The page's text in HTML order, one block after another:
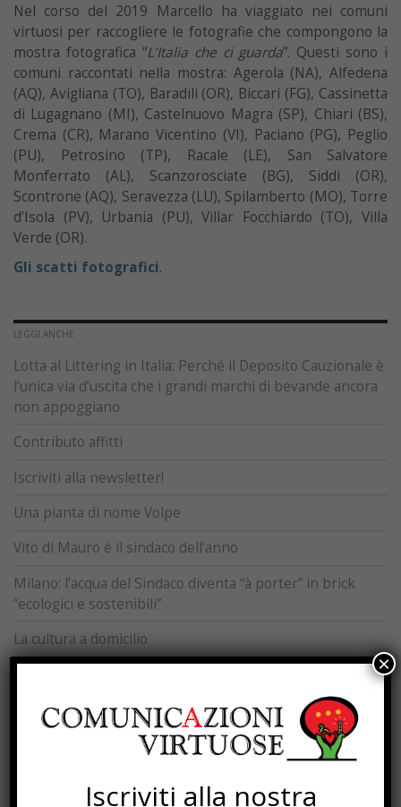
Nel corso del 2019 Marcello ha viaggiato nei comuni
virtuosi per raccogliere le fotografie che compongono la
mostra fotografica “L’Italia che ci guarda”. Questi sono i
comuni raccontati nella mostra: Agerola (NA), Alfedena
(AQ), Avigliana (TO), Baradili (OR), Biccari (FG), Cassinetta
di Lugagnano (MI), Castelnuovo Magra (SP), Chiari (BS),
Crema (CR), Marano Vicentino (VI), Paciano (PG), Peglio
(PU), Petrosino (TP), Racale (LE), San Salvatore
Monferrato (AL), Scanzorosciate (BG), Siddi (OR),
Scontrone (AQ), Seravezza (LU), Spilamberto (MO), Torre
d’Isola (PV), Urbania (PU), Villar Focchiardo (TO), Villa
Verde (OR).
Gli scatti fotografici.
LEGGI ANCHE
Lotta al Littering in Italia: Perché il Deposito Cauzionale è
l’unica via d’uscita che i grandi marchi di bevande ancora
non appoggiano
Contributo affitti
Iscriviti alla newsletter!
Una pianta di nome Volpe
Vito di Mauro è il sindaco dell’anno
Milano: l’acqua del Sindaco diventa “à porter” in brick
“ecologici e sostenibili”
La cultura a domicilio
“I DRS sono il futuro”. Una radiografia globale dei sistemi
Olanda: in arrivo un deposito anche per le lattine
Quando e come la plastica si ricicla te lo dice RecyClass
Iscriviti alla nostra
×